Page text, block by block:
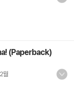
(Paperback)
월